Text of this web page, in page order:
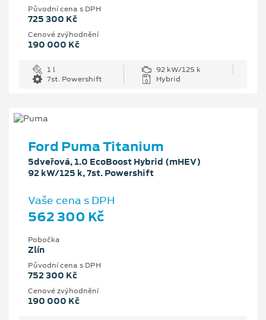
Původní cena s DPH
725 300 Kč
Cenové zvýhodnění
190 000 Kč
1 l
92 kW/125 k
7st. Powershift
Hybrid
Ford Puma Titanium
5dveřová, 1.0 EcoBoost Hybrid (mHEV)
92 kW/125 k, 7st. Powershift
Vaše cena s DPH
562 300 Kč
Pobočka
Zlín
Původní cena s DPH
752 300 Kč
Cenové zvýhodnění
190 000 Kč